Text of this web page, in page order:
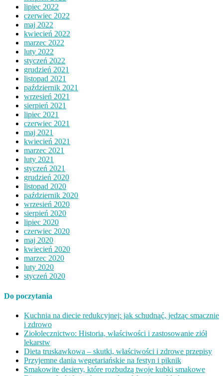
lipiec 2022
czerwiec 2022
maj 2022
kwiecień 2022
marzec 2022
luty 2022
styczeń 2022
grudzień 2021
listopad 2021
październik 2021
wrzesień 2021
sierpień 2021
lipiec 2021
czerwiec 2021
maj 2021
kwiecień 2021
marzec 2021
luty 2021
styczeń 2021
grudzień 2020
listopad 2020
październik 2020
wrzesień 2020
sierpień 2020
lipiec 2020
czerwiec 2020
maj 2020
kwiecień 2020
marzec 2020
luty 2020
styczeń 2020
Do poczytania
Kuchnia na diecie redukcyjnej: jak schudnąć, jedząc smacznie
i zdrowo
Ziołolecznictwo: Historia, właściwości i zastosowanie ziół
lekarstw
Dieta truskawkowa – skutki, właściwości i zdrowe przepisy
Przyjemne dania wegetariańskie na festyn i piknik
Smakowite desiery, które rozbudzą twoje kubki smakowe